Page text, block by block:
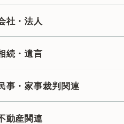
社・法人
続・遺言
事・家事裁判関連
動産関連